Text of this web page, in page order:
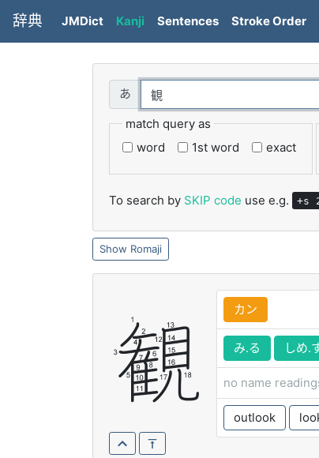
辞典 JMDict Kanji Sentences Stroke Order
match query as
word
1st word exact
To search by SKIP code use e.g. +s
Romaji
観 カン
み.る しめ.
no name
outlook